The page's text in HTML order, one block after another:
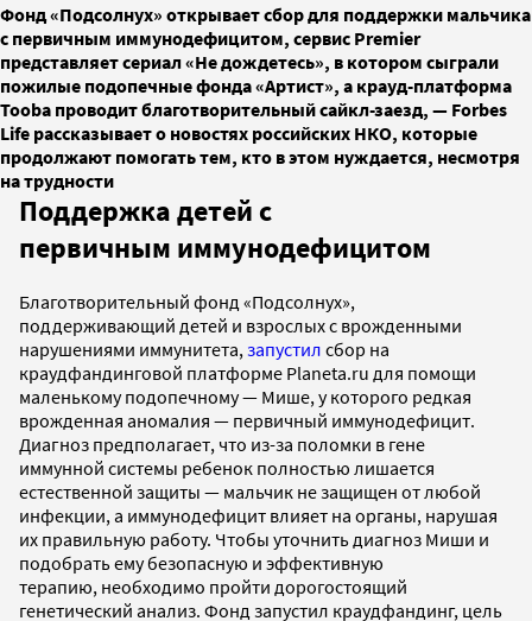
Фонд «Подсолнух» открывает сбор для поддержки мальчика
с первичным иммунодефицитом, сервис Premier
представляет сериал «Не дождетесь», в котором сыграли
пожилые подопечные фонда «Артист», а крауд-платформа
Tooba проводит благотворительный сайкл-заезд, — Forbes
Life рассказывает о новостях российских НКО, которые
продолжают помогать тем, кто в этом нуждается, несмотря
на трудности
Поддержка детей с
первичным иммунодефицитом
Благотворительный фонд «Подсолнух»,
поддерживающий детей и взрослых с врожденными
нарушениями иммунитета, запустил сбор на
краудфандинговой платформе Planeta.ru для помощи
маленькому подопечному — Мише, у которого редкая
врожденная аномалия — первичный иммунодефицит.
Диагноз предполагает, что из-за поломки в гене
иммунной системы ребенок полностью лишается
естественной защиты — мальчик не защищен от любой
инфекции, а иммунодефицит влияет на органы, нарушая
их правильную работу. Чтобы уточнить диагноз Миши и
подобрать ему безопасную и эффективную
терапию, необходимо пройти дорогостоящий
генетический анализ. Фонд запустил краудфандинг, цель